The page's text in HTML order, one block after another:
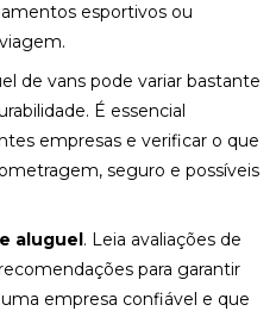
esportivos ou
de vans pode variar bastante
É essencial
empresas e verificar o que
seguro e possíveis
aluguel. Leia avaliações de
para garantir
empresa confiável e que